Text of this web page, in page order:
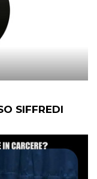
SIFFREDI